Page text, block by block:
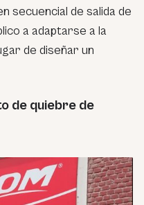
secuencial de salida de
a adaptarse a la
de diseñar un
de quiebre de